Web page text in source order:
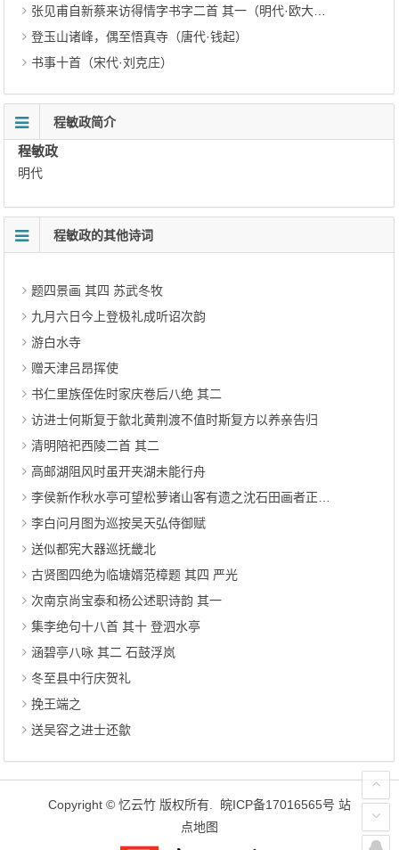
张见甫自新蔡来访得情字书字二首 其一（明代·欧大任）
登玉山诸峰，偶至悟真寺（唐代·钱起）
书事十首（宋代·刘克庄）
程敏政简介
程敏政
明代
程敏政的其他诗词
题四景画 其四 苏武冬牧
九月六日今上登极礼成听诏次韵
游白水寺
赠天津吕昂挥使
书仁里族侄佐时家庆卷后八绝 其二
访进士何斯复于歙北黄荆渡不值时斯复方以养亲告归
清明陪祀西陵二首 其二
高邮湖阻风时虽开夹湖未能行舟
李侯新作秋水亭可望松萝诸山客有遗之沈石田画者正会此意
李白问月图为巡按吴天弘侍御赋
送似都宪大器巡抚畿北
古贤图四绝为临塘婿范樟题 其四 严光
次南京尚宝泰和杨公述职诗韵 其一
集李绝句十八首 其十 登泗水亭
涵碧亭八咏 其二 石鼓浮岚
冬至县中行庆贺礼
挽王端之
送吴容之进士还歙
Copyright © 忆云竹 版权所有. 皖ICP备17016565号 站
点地图